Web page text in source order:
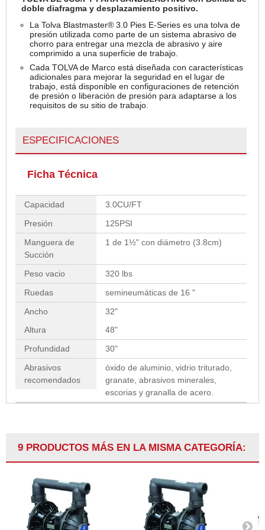
doble diafragma y desplazamiento positivo.
La Tolva Blastmaster® 3.0 Pies E-Series es una tolva de
presión utilizada como parte de un sistema abrasivo de
chorro para entregar una mezcla de abrasivo y aire
comprimido a una superficie de trabajo.
Cada TOLVA de Marco está diseñada con características
adicionales para mejorar la seguridad en el lugar de
trabajo, está disponible en configuraciones de retención
de presión o liberación de presión para adaptarse a los
requisitos de su sitio de trabajo.
ESPECIFICACIONES
Ficha Técnica
Capacidad
3.0CU/FT
Presión
125PSI
Manguera de
Succión
1 de 1½" con diámetro (3.8cm)
Peso vacio
320 lbs
Ruedas
semineumáticas de 16 "
Ancho
32"
Altura
48"
Profundidad
30"
Abrasivos
recomendados
óxido de aluminio, vidrio triturado,
granate, abrasivos minerales,
escorias y granalla de acero.
9 PRODUCTOS MÁS EN LA MISMA CATEGORÍA: